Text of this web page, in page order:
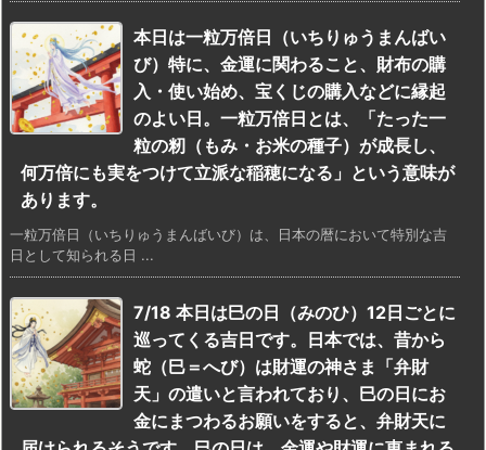
本日は一粒万倍日（いちりゅうまんばい
び）特に、金運に関わること、財布の購
入・使い始め、宝くじの購入などに縁起
のよい日。一粒万倍日とは、「たった一
粒の籾（もみ・お米の種子）が成長し、
何万倍にも実をつけて立派な稲穂になる」という意味が
あります。
一粒万倍日（いちりゅうまんばいび）は、日本の暦において特別な吉
日として知られる日 ...
7/18 本日は巳の日（みのひ）12日ごとに
巡ってくる吉日です。日本では、昔から
蛇（巳＝へび）は財運の神さま「弁財
天」の遣いと言われており、巳の日にお
金にまつわるお願いをすると、弁財天に